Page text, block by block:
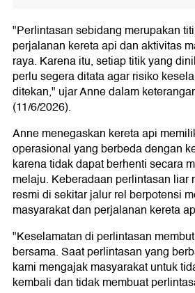
"Perlintasan sebidang merupakan
perjalanan kereta api dan aktivitas
raya. Karena itu, setiap titik yang
perlu segera ditata agar risiko
ditekan," ujar Anne dalam
(11/6/2026).
Anne menegaskan kereta api
operasional yang berbeda dengan
karena tidak dapat berhenti secara
melaju. Keberadaan perlintasan liar
resmi di sekitar jalur rel berpotensi
masyarakat dan perjalanan kereta
"Keselamatan di perlintasan
bersama. Saat perlintasan yang
kami mengajak masyarakat untuk
kembali dan tidak membuat